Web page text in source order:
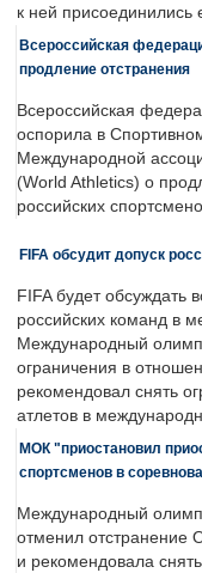
к ней присоединились
Всероссийская
продление отстранения
Всероссийская
оспорила в
Международной
(World Athletics) о
российских
FIFA обсудит допуск
FIFA будет обсуждать
российских команд в
Международный
ограничения в
рекомендовал снять
атлетов в
МОК "приостановил
спортсменов в
Международный
отменил отстранение
и рекомендовала